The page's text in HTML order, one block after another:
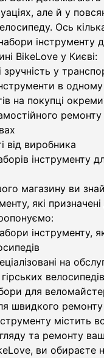
але й у
Ось
інструменту
BikeLove у Києві:
зручність у
в
на покупці
від виробника
інструменту
магазину ви
які
інструменту,
на
велосипедів
для
швидкого ремонту
містить
та ремонту
ви обираєте